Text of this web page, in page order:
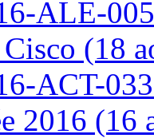
ALE-
(18
ACT-
2016 (16